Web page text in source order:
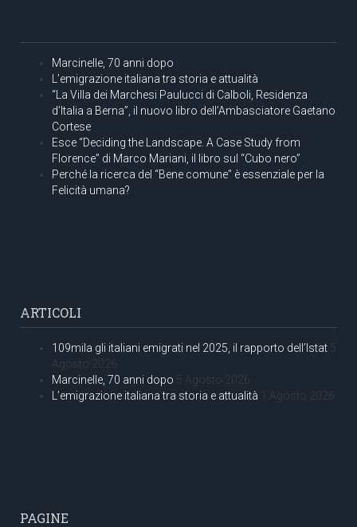
Marcinelle, 70 anni dopo
L’emigrazione italiana tra storia e attualità
“La Villa dei Marchesi Paulucci di Calboli, Residenza
d’Italia a Berna”, il nuovo libro dell’Ambasciatore Gaetano
Cortese
Esce “Deciding the Landscape. A Case Study from
Florence” di Marco Mariani, il libro sul “Cubo nero”
Perché la ricerca del “Bene comune” è essenziale per la
Felicità umana?
ARTICOLI
109mila gli italiani emigrati nel 2025, il rapporto dell’Istat 5
Agosto 2026
Marcinelle, 70 anni dopo 5 Agosto 2026
L’emigrazione italiana tra storia e attualità 1 Agosto 2026
PAGINE